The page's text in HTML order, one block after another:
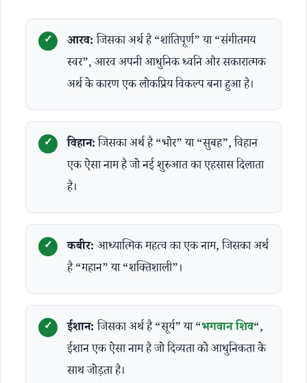
आरव:जिसका अर्थ है “शांतिपूर्ण” या “संगीतमय
स्वर”, आरव अपनी आधुनिक ध्वनि और सकारात्मक
अर्थ के कारण एक लोकप्रिय विकल्प बना हुआ है।
विहान:जिसका अर्थ है “भोर” या “सुबह”, विहान
एक ऐसा नाम है जो नई शुरुआत का एहसास दिलाता
है।
कबीर: आध्यात्मिक महत्व का एक नाम, जिसका अर्थ
है “महान” या “शक्तिशाली”।
ईशान:जिसका अर्थ है “सूर्य” या “भगवान शिव“,
ईशान एक ऐसा नाम है जो दिव्यता को आधुनिकता के
साथ जोड़ता है।